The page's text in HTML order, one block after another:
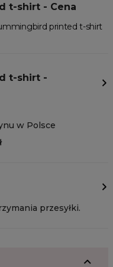
t-shirt - Cena
printed t-shirt
t-shirt -
w Polsce
przesyłki.